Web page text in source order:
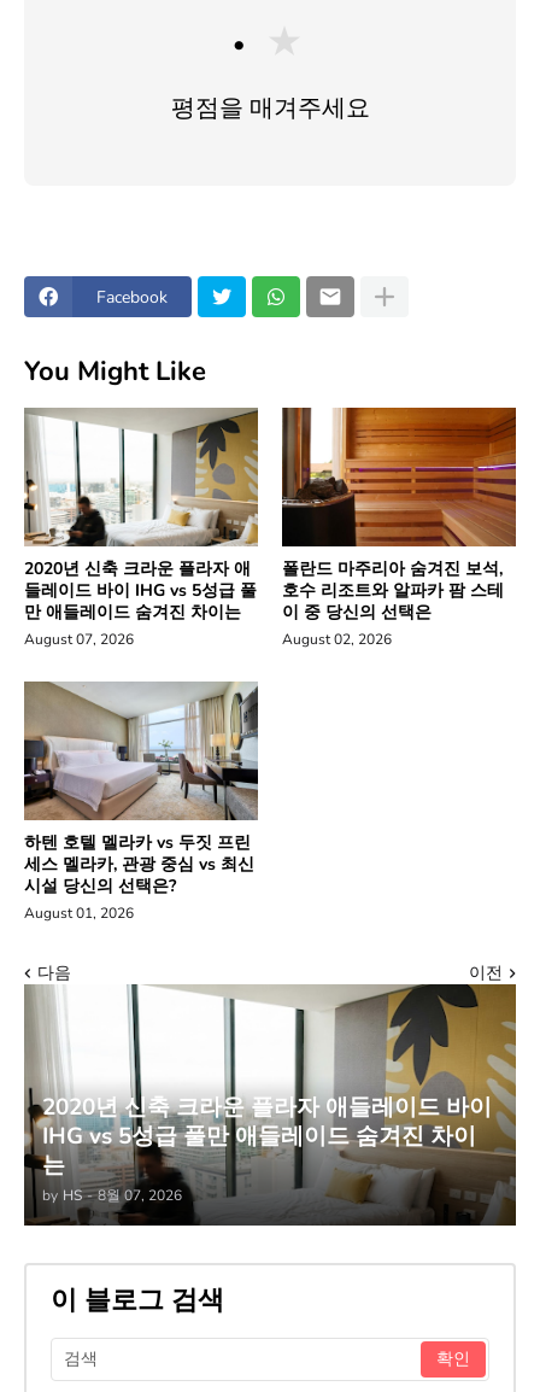
★
평점을 매겨주세요
Facebook
You Might Like
2020년 신축 크라운 플라자 애
들레이드 바이 IHG vs 5성급 풀
만 애들레이드 숨겨진 차이는
August 07, 2026
폴란드 마주리아 숨겨진 보석,
호수 리조트와 알파카 팜 스테
이 중 당신의 선택은
August 02, 2026
하텐 호텔 멜라카 vs 두짓 프린
세스 멜라카, 관광 중심 vs 최신
시설 당신의 선택은?
August 01, 2026
다음 이전
2020년 신축 크라운 플라자 애들레이드 바이
IHG vs 5성급 풀만 애들레이드 숨겨진 차이
는
by HS - 8월 07, 2026
이 블로그 검색